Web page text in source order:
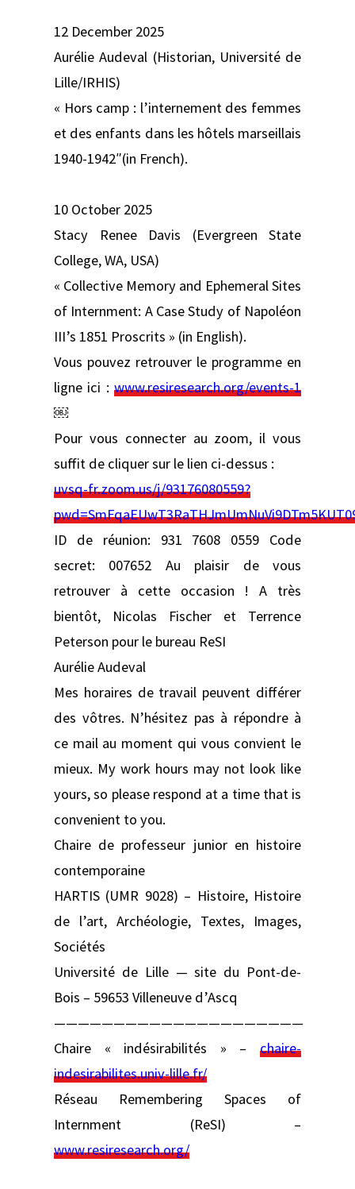
12 December 2025
Aurélie Audeval (Historian, Université de
Lille/IRHIS)
« Hors camp : l’internement des femmes
et des enfants dans les hôtels marseillais
1940-1942″(in French).
10 October 2025
Stacy Renee Davis (Evergreen State
College, WA, USA)
« Collective Memory and Ephemeral Sites
of Internment: A Case Study of Napoléon
III’s 1851 Proscrits » (in English).​​​
Vous pouvez retrouver le programme en
ligne ici : www.resiresearch.org/events-1
￼
Pour vous connecter au zoom, il vous
suffit de cliquer sur le lien ci-dessus :
uvsq-fr.zoom.us/j/93176080559?
ID de réunion: 931 7608 0559 Code
secret: 007652 Au plaisir de vous
retrouver à cette occasion ! A très
bientôt, Nicolas Fischer et Terrence
Peterson pour le bureau ReSI
​​Aurélie Audeval
Mes horaires de travail peuvent différer
des vôtres. N’hésitez pas à répondre à
ce mail au moment qui vous convient le
mieux. My work hours may not look like
yours, so please respond at a time that is
convenient to you.
Chaire de professeur junior en histoire
contemporaine
HARTIS (UMR 9028) – Histoire, Histoire
de l’art, Archéologie, Textes, Images,
Sociétés
Université de Lille — site du Pont-de-
Bois – 59653 Villeneuve d’Ascq
—————————————————————
Chaire « indésirabilités » – chaire-
indesirabilites.univ-lille.fr/
Réseau Remembering Spaces of
Internment (ReSI) –
www.resiresearch.org/